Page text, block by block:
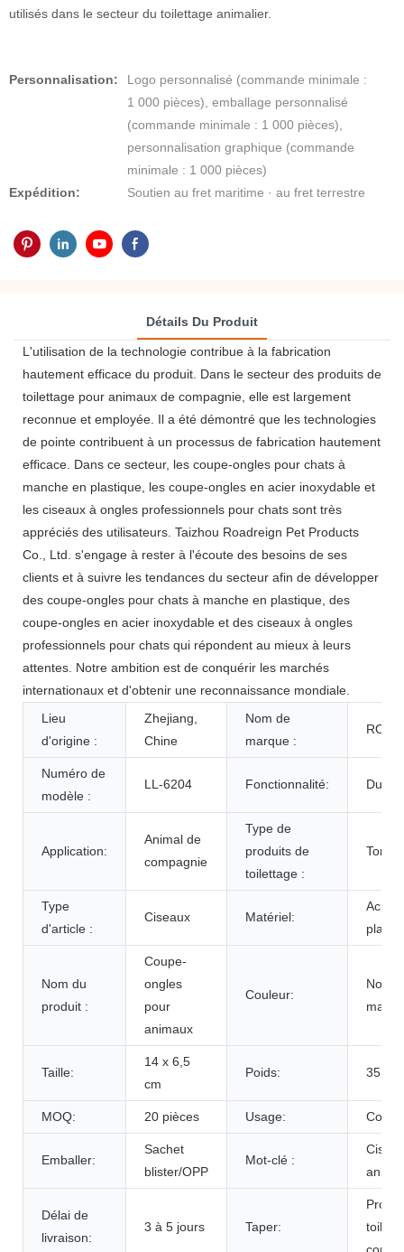
utilisés dans le secteur du toilettage animalier.
Personnalisation:
Logo personnalisé (commande minimale :
1 000 pièces), emballage personnalisé
(commande minimale : 1 000 pièces),
personnalisation graphique (commande
minimale : 1 000 pièces)
Expédition:
Soutien au fret maritime · au fret terrestre
Détails Du Produit
L'utilisation de la technologie contribue à la fabrication
hautement efficace du produit. Dans le secteur des produits de
toilettage pour animaux de compagnie, elle est largement
reconnue et employée. Il a été démontré que les technologies
de pointe contribuent à un processus de fabrication hautement
efficace. Dans ce secteur, les coupe-ongles pour chats à
manche en plastique, les coupe-ongles en acier inoxydable et
les ciseaux à ongles professionnels pour chats sont très
appréciés des utilisateurs. Taizhou Roadreign Pet Products
Co., Ltd. s'engage à rester à l'écoute des besoins de ses
clients et à suivre les tendances du secteur afin de développer
des coupe-ongles pour chats à manche en plastique, des
coupe-ongles en acier inoxydable et des ciseaux à ongles
professionnels pour chats qui répondent au mieux à leurs
attentes. Notre ambition est de conquérir les marchés
internationaux et d'obtenir une reconnaissance mondiale.
Lieu
d'origine :
Zhejiang,
Chine
Nom de
marque :
Numéro de
modèle :
LL-6204 Fonctionnalité:
Application:
Animal de
compagnie
Type de
produits de
toilettage :
Type
d'article :
Ciseaux Matériel:
Acier
Nom du
produit :
Coupe-
ongles
pour
animaux
Couleur:
Noir/
Taille:
14 x 6,5
cm
Poids: 35 g
MOQ: 20 pièces Usage:
Emballer:
Sachet
blister/OPP
Mot-clé :
Délai de
livraison:
3 à 5 jours Taper: